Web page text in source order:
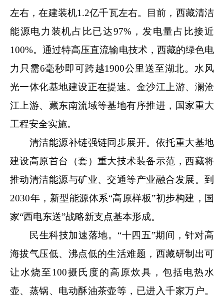
左右，在建装机1.2亿千瓦左右。目前，西藏清洁
能源电力装机占比已达97%，发电量占比接近
100%。通过特高压直流输电技术，西藏的绿色电
力只需6毫秒即可跨越1900公里送至湖北。水风
光一体化基地建设正在提速。金沙江上游、澜沧
江上游、藏东南流域等基地有序推进，国家重大
工程安全实施。
清洁能源补链强链同步展开。依托重大基地
建设高原首台（套）重大技术装备示范，西藏将
推动清洁能源与矿业、交通等产业融合发展。到
2030年，新型能源体系“高原样板”初步构建，国
家“西电东送”战略新支点基本形成。
民生科技加速落地。“十四五”期间，针对高
海拔气压低、沸点低的生活难题，西藏研制出可
让水烧至100摄氏度的高原炊具，包括电热水
壶、蒸锅、电动酥油茶壶等，已进入千家万户。